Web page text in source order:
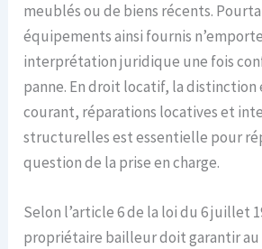
meublés ou de biens récents.
équipements ainsi fournis
interprétation juridique une fois
panne. En droit locatif, la
courant, réparations locatives et
structurelles est essentielle pour
question de la prise en charge.
Selon l’article 6 de la loi du 6 juillet
propriétaire bailleur doit garantir au